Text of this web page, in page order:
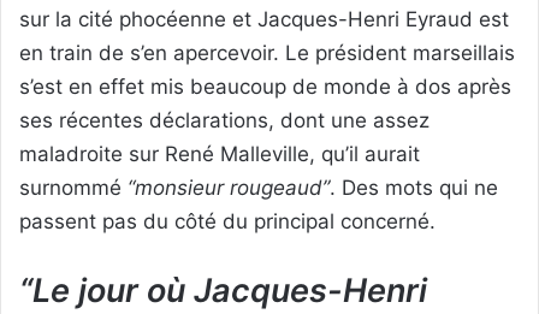
sur la cité phocéenne et Jacques-Henri Eyraud est
en train de s’en apercevoir. Le président marseillais
s’est en effet mis beaucoup de monde à dos après
ses récentes déclarations, dont une assez
maladroite sur René Malleville, qu’il aurait
surnommé “monsieur rougeaud”. Des mots qui ne
passent pas du côté du principal concerné.
“Le jour où Jacques-Henri